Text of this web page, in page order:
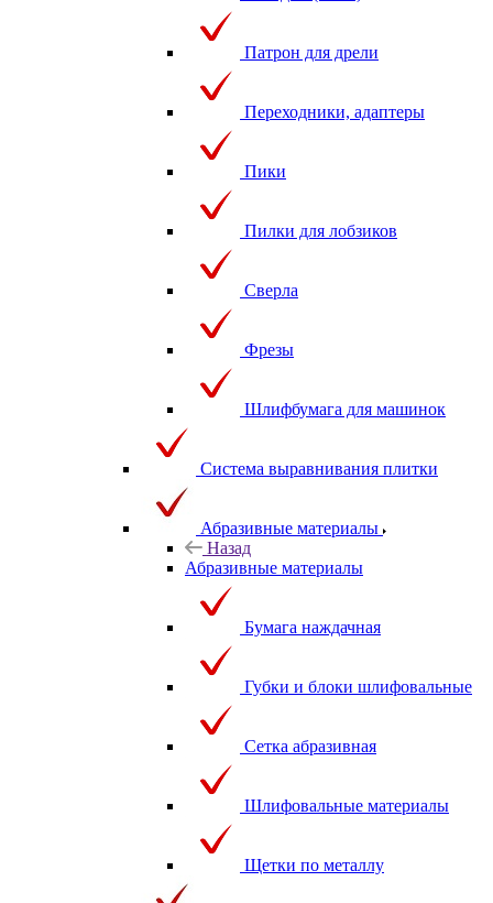
Патрон для дрели
Переходники, адаптеры
Пики
Пилки для лобзиков
Сверла
Фрезы
Шлифбумага для машинок
Система выравнивания плитки
Абразивные материалы
Назад
Абразивные материалы
Бумага наждачная
Губки и блоки шлифовальные
Сетка абразивная
Шлифовальные материалы
Щетки по металлу